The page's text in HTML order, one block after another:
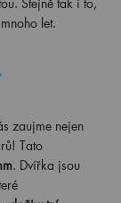
let.
zaujme nejen
Tato
. Dvířka jsou